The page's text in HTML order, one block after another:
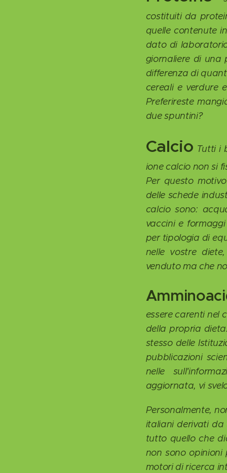
costituiti da
quelle contenute
dato di
giornaliere di una
differenza di
cereali e verdure
Preferireste
due spuntini?
Calcio Tutti i
ione calcio non si
Per questo
delle schede
calcio sono:
vaccini e
per tipologia di
nelle vostre
venduto ma che
essere carenti nel
della propria
stesso delle
pubblicazioni
nelle
aggiornata, vi
Personalmente,
italiani derivati da
tutto quello che
non sono
motori di ricerca